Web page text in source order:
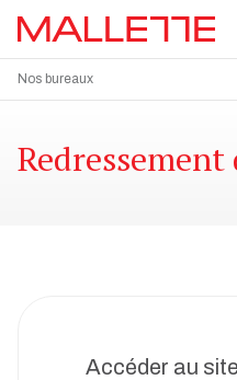
Nos bureaux
Accéder au